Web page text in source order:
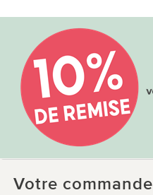
Votre commande